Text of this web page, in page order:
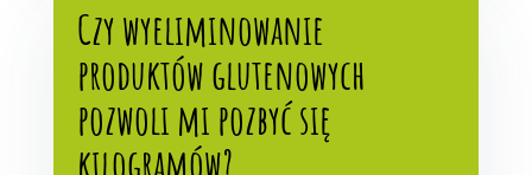
Czy wyeliminowanie
produktów glutenowych
pozwoli mi pozbyć się
kilogramów?